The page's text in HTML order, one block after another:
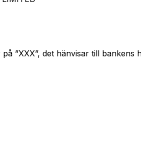
”XXX”, det hänvisar till bankens